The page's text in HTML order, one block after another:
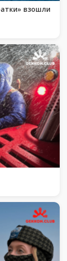
взошли